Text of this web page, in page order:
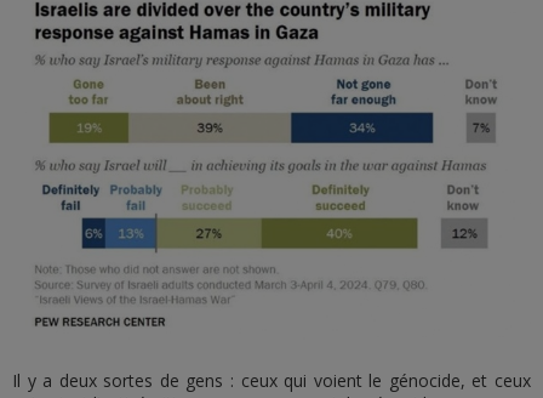
Il y a deux sortes de gens : ceux qui voient le génocide, et ceux